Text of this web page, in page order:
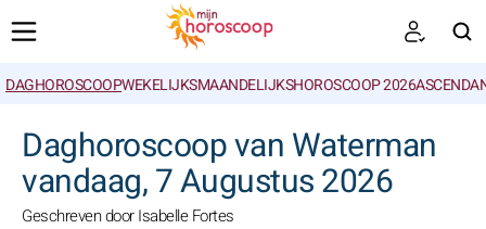
DAGHOROSCOOPWEKELIJKSMAANDELIJKSHOROSCOOP 2026
Daghoroscoop van Waterman
vandaag, 7 Augustus 2026
Geschreven door Isabelle Fortes